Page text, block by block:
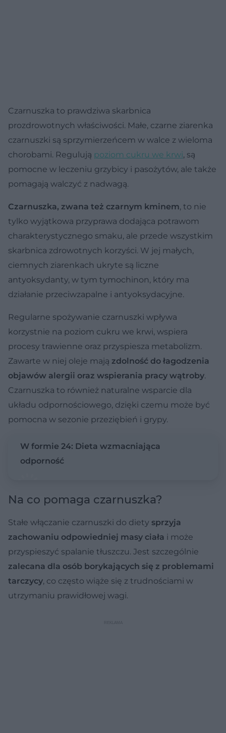
Czarnuszka to prawdziwa skarbnica
prozdrowotnych właściwości. Małe, czarne ziarenka
czarnuszki są sprzymierzeńcem w walce z wieloma
chorobami. Regulują poziom cukru we krwi, są
pomocne w leczeniu grzybicy i pasożytów, ale także
pomagają walczyć z nadwagą.
Czarnuszka, zwana też czarnym kminem, to nie
tylko wyjątkowa przyprawa dodająca potrawom
charakterystycznego smaku, ale przede wszystkim
skarbnica zdrowotnych korzyści. W jej małych,
ciemnych ziarenkach ukryte są liczne
antyoksydanty, w tym tymochinon, który ma
działanie przeciwzapalne i antyoksydacyjne.
Regularne spożywanie czarnuszki wpływa
korzystnie na poziom cukru we krwi, wspiera
procesy trawienne oraz przyspiesza metabolizm.
Zawarte w niej oleje mają zdolność do łagodzenia
objawów alergii oraz wspierania pracy wątroby.
Czarnuszka to również naturalne wsparcie dla
układu odpornościowego, dzięki czemu może być
pomocna w sezonie przeziębień i grypy.
W formie 24: Dieta wzmacniająca
odporność
Na co pomaga czarnuszka?
Stałe włączanie czarnuszki do diety sprzyja
zachowaniu odpowiedniej masy ciała i może
przyspieszyć spalanie tłuszczu. Jest szczególnie
zalecana dla osób borykających się z problemami
tarczycy, co często wiąże się z trudnościami w
utrzymaniu prawidłowej wagi.